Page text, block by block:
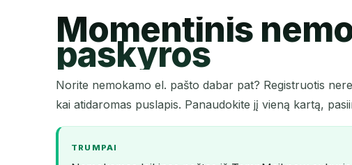
Momentinis
paskyros
Norite nemokamo el. pašto dabar pat? Registruotis
kai atidaromas puslapis. Panaudokite jį vieną kartą,
TRUMPAI